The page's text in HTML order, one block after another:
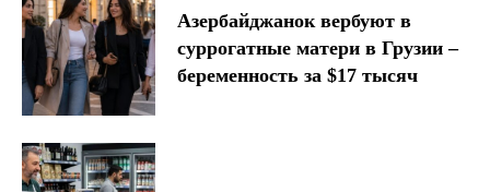
Азербайджанок вербуют в
суррогатные матери в Грузии –
беременность за $17 тысяч